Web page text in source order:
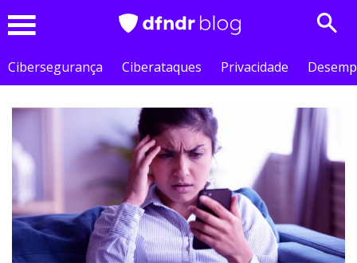
Cibersegurança
Ciberataques Privacidade